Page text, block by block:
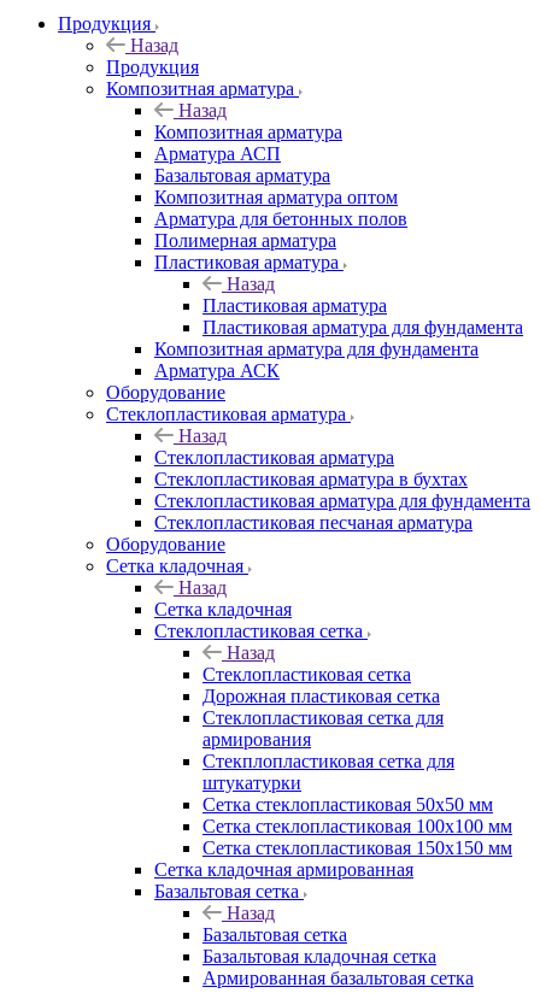
Продукция
Назад
Продукция
Композитная арматура
Назад
Композитная арматура
Арматура АСП
Базальтовая арматура
Композитная арматура оптом
Арматура для бетонных полов
Полимерная арматура
Пластиковая арматура
Назад
Пластиковая арматура
Пластиковая арматура для фундамента
Композитная арматура для фундамента
Арматура АСК
Оборудование
Cтеклопластиковая арматура
Назад
Cтеклопластиковая арматура
Стеклопластиковая арматура в бухтах
Стеклопластиковая арматура для фундамента
Стеклопластиковая песчаная арматура
Оборудование
Сетка кладочная
Назад
Сетка кладочная
Стеклопластиковая сетка
Назад
Стеклопластиковая сетка
Дорожная пластиковая сетка
Стеклопластиковая сетка для
армирования
Стекплопластиковая сетка для
штукатурки
Сетка стеклопластиковая 50x50 мм
Сетка стеклопластиковая 100x100 мм
Сетка стеклопластиковая 150x150 мм
Сетка кладочная армированная
Базальтовая сетка
Назад
Базальтовая сетка
Базальтовая кладочная сетка
Армированная базальтовая сетка